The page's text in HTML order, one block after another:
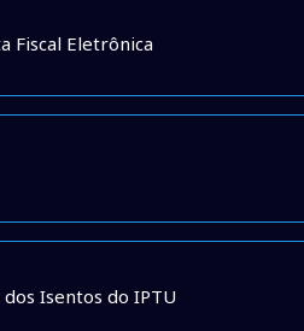
Fiscal Eletrônica
Isentos do IPTU